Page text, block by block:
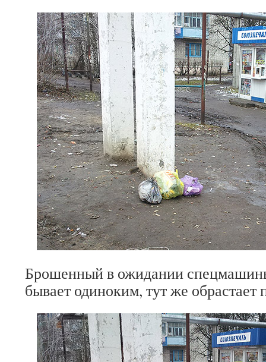
Брошенный в ожидании
бывает одиноким, тут же обрастает